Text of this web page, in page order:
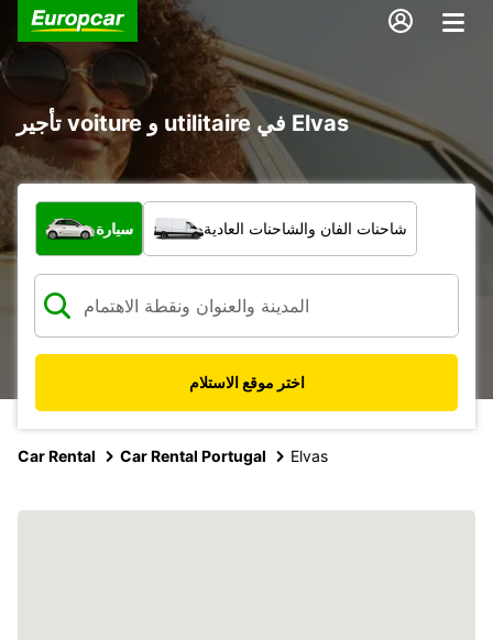
تأجير voiture و utilitaire في Elvas
ما نوع المركبة؟
سيارة شاحنات الفان والشاحنات العادية
اختر موقع الاستلام
Car Rental Car Rental Portugal Elvas